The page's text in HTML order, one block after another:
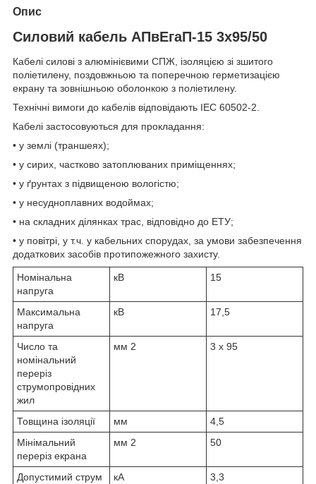
Опис
Силовий кабель АПвЕгаП-15 3х95/50
Кабелі силові з алюмінієвими СПЖ, ізоляцією зі зшитого
поліетилену, поздовжньою та поперечною герметизацією
екрану та зовнішньою оболонкою з поліетилену.
Технічні вимоги до кабелів відповідають IEC 60502-2.
Кабелі застосовуються для прокладання:
• у землі (траншеях);
• у сирих, частково затоплюваних приміщеннях;
• у ґрунтах з підвищеною вологістю;
• у несудноплавних водоймах;
• на складних ділянках трас, відповідно до ЕТУ;
• у повітрі, у т.ч. у кабельних спорудах, за умови забезпечення
додаткових засобів протипожежного захисту.
Номінальна
напруга
кВ 15
Максимальна
напруга
кВ 17,5
Число та
номінальний
переріз
струмопровідних
жил
мм 2 3 x 95
Товщина ізоляції мм
4,5
Мінімальний
переріз екрана
мм 2 50
Допустимий струм
кА 3,3